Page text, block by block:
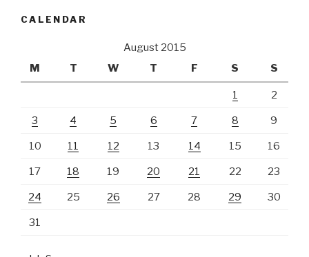
CALENDAR
August 2015
M
T W T F S S
1 2
3 4 5 6 7 8 9
10 11 12 13 14 15 16
17 18 19 20 21 22 23
24 25 26 27 28 29 30
31